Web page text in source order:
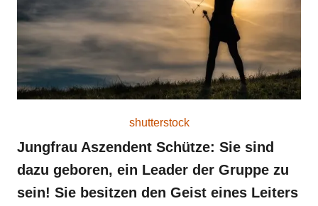
shutterstock
Jungfrau Aszendent Schütze: Sie sind
dazu geboren, ein Leader der Gruppe zu
sein! Sie besitzen den Geist eines Leiters